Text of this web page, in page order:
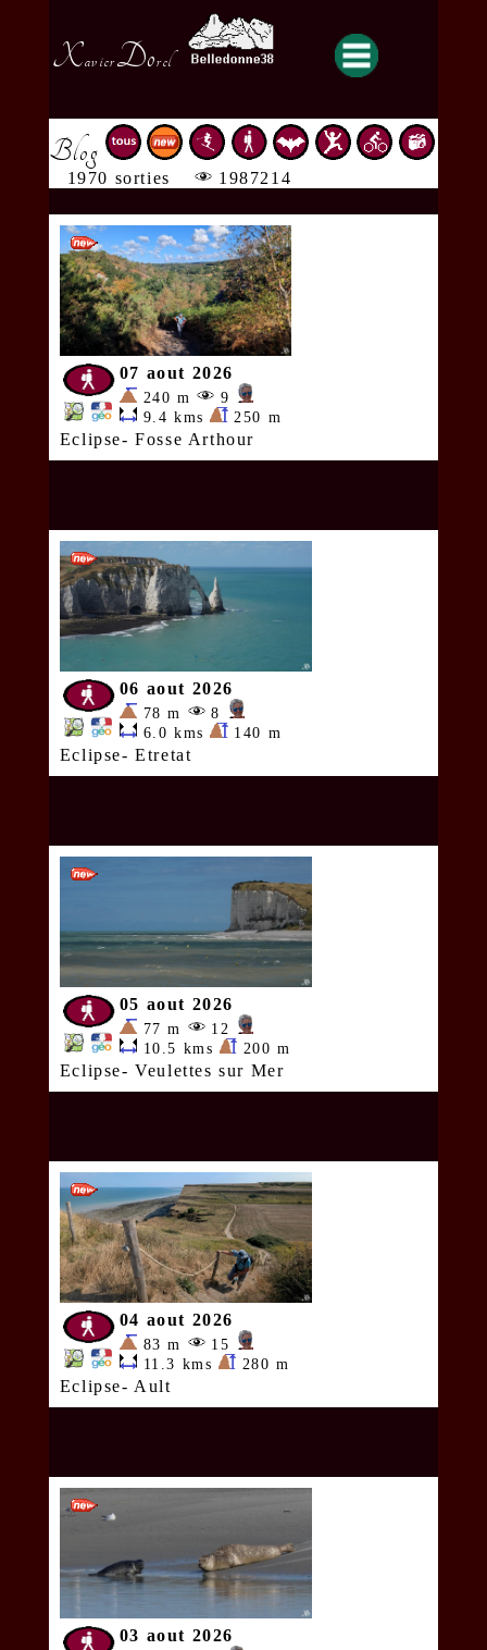
XavierDorel
Blog
1970 sorties 1987214
07 aout 2026
240 m
9
9.4 kms
250 m
Eclipse- Fosse Arthour
06 aout 2026
78 m
8
6.0 kms
140 m
Eclipse- Etretat
05 aout 2026
77 m
12
10.5 kms
200 m
Eclipse- Veulettes sur Mer
04 aout 2026
83 m
15
11.3 kms
280 m
Eclipse- Ault
03 aout 2026